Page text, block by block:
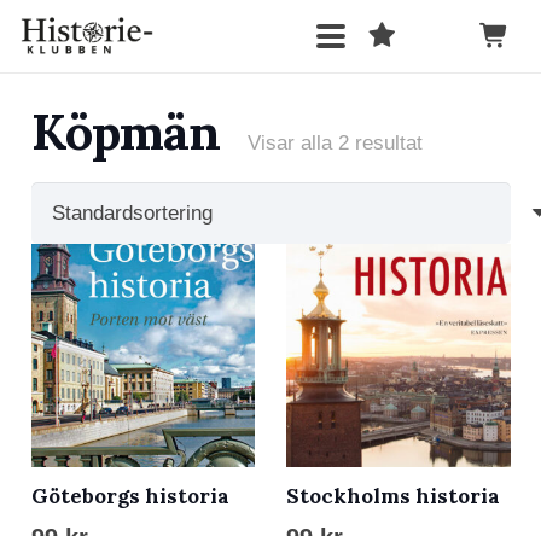
Köpmän Visar alla 2 resultat
Göteborgs historia
Stockholms historia